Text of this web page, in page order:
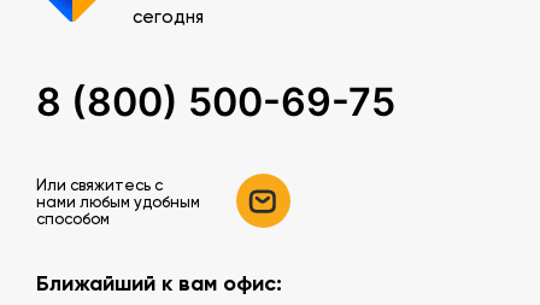
сегодня
8 (800) 500-69-75
Или свяжитесь c
нами любым удобным
способом
Ближайший к вам офис: